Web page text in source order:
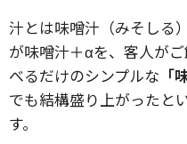
汁とは味噌汁（みそしる
が味噌汁＋αを、客人が
べるだけのシンプルな 「
でも結構盛り上がったと
す。